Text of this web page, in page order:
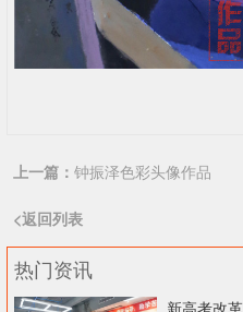
上一篇： 钟振泽色彩头像作品
<返回列表
热门资讯